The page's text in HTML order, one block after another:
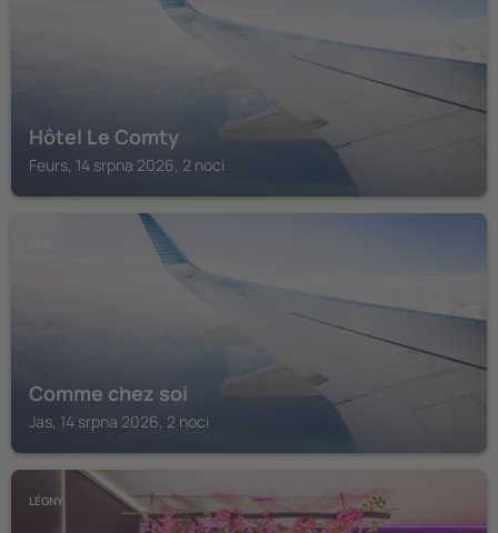
Hôtel Le Comty
Feurs, 14 srpna 2026, 2 noci
Comme chez soi
Jas, 14 srpna 2026, 2 noci
LÉGNY